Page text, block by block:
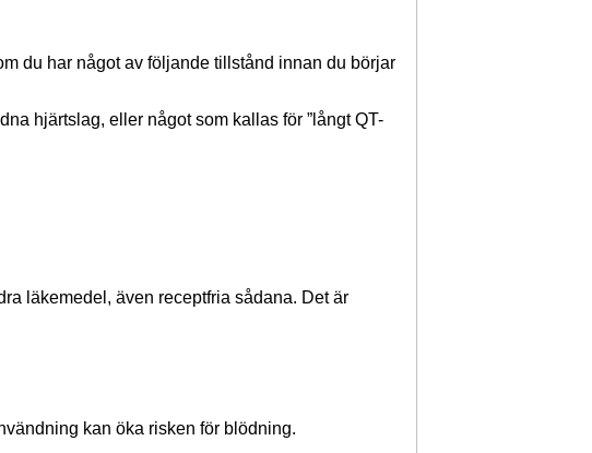
du har något av följande tillstånd innan du börjar
hjärtslag, eller något som kallas för ”långt QT-
läkemedel, även receptfria sådana. Det är
kan öka risken för blödning.